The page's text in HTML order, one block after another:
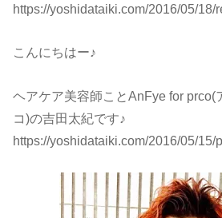
https://yoshidataiki.com/2016/05/18/
こんにちはー♪
ヘアケア美容師ことAnFye for prco(
コ)の吉田太紀です♪
https://yoshidataiki.com/2016/05/15/